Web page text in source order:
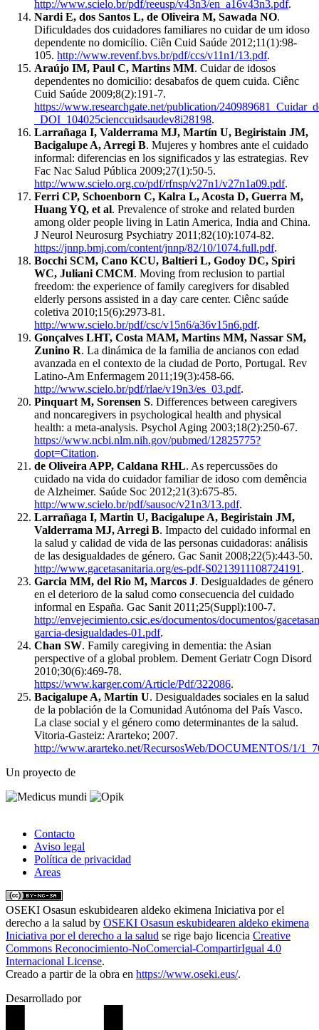
http://www.scielo.br/pdf/reeusp/v43n3/en_a16v43n3.pdf.
Nardi E, dos Santos L, de Oliveira M, Sawada NO.
Dificuldades dos cuidadores familiares no cuidar de um idoso
dependente no domicílio. Ciên Cuid Saúde 2012;11(1):98-
105. http://www.revenf.bvs.br/pdf/ccs/v11n1/13.pdf.
Araújo IM, Paul C, Martins MM. Cuidar de idosos
dependentes no domicilio: desabafos de quem cuida. Ciênc
Cuid Saúde 2009;8(2):191-7.
https://www.researchgate.net/publication/
_DOI_104025cienccuidsaudev8i28198.
Larrañaga I, Valderrama MJ, Martín U, Begiristain JM,
Bacigalupe A, Arregi B. Mujeres y hombres ante el cuidado
informal: diferencias en los significados y las estrategias. Rev
Fac Nac Salud Pública 2009;27(1):50-5.
http://www.scielo.org.co/pdf/rfnsp/v27n1/v27n1a09.pdf.
Ferri CP, Schoenborn C, Kalra L, Acosta D, Guerra M,
Huang YQ, et al. Prevalence of stroke and related burden
among older people living in Latin America, India and China.
J Neurol Neurosurg Psychiatry 2011;82(10):1074-82.
https://jnnp.bmj.com/content/jnnp/82/10/1074.full.pdf.
Bocchi SCM, Cano KCU, Baltieri L, Godoy DC, Spiri
WC, Juliani CMCM. Moving from reclusion to partial
freedom: the experience of family caregivers for disabled
elderly persons assisted in a day care center. Ciênc saúde
coletiva 2010;15(6):2973-81.
http://www.scielo.br/pdf/csc/v15n6/a36v15n6.pdf.
Gonçalves LHT, Costa MAM, Martins MM, Nassar SM,
Zunino R. La dinámica de la familia de ancianos con edad
avanzada en el contexto de la ciudad de Porto, Portugal. Rev
Latino-Am Enfermagem 2011;19(3):458-66.
http://www.scielo.br/pdf/rlae/v19n3/es_03.pdf.
Pinquart M, Sorensen S. Differences between caregivers
and noncaregivers in psychological health and physical
health: a meta-analysis. Psychol Aging 2003;18(2):250-67.
https://www.ncbi.nlm.nih.gov/pubmed/12825775?
dopt=Citation.
de Oliveira APP, Caldana RHL. As repercussões do
cuidado na vida do cuidador familiar de idoso com demência
de Alzheimer. Saúde Soc 2012;21(3):675-85.
http://www.scielo.br/pdf/sausoc/v21n3/13.pdf.
Larrañaga I, Martin U, Bacigalupe A, Begiristain JM,
Valderrama MJ, Arregi B. Impacto del cuidado informal en
la salud y calidad de vida de las personas cuidadoras: análisis
de las desigualdades de género. Gac Sanit 2008;22(5):443-50.
http://www.gacetasanitaria.org/es-pdf-S0213911108724191 .
Garcia MM, del Rio M, Marcos J. Desigualdades de género
en el deterioro de la salud como consecuencia del cuidado
informal en España. Gac Sanit 2011;25(Suppl):100-7.
http://envejecimiento.csic.es/documentos/documentos/
garcia-desigualdades-01.pdf.
Chan SW. Family caregiving in dementia: the Asian
perspective of a global problem. Dement Geriatr Cogn Disord
2010;30(6):469-78.
https://www.karger.com/Article/Pdf/322086.
Bacigalupe A, Martín U. Desigualdades sociales en la salud
de la población de la Comunidad Autónoma del País Vasco.
La clase social y el género como determinantes de la salud.
Vitoria-Gasteiz: Ararteko; 2007.
http://www.ararteko.net/RecursosWeb/DOCUMENTOS/1/
Un proyecto de
Contacto
Aviso legal
Política de privacidad
Areas
OSEKI Osasun eskubidearen aldeko ekimena Iniciativa por el
derecho a la salud by OSEKI Osasun eskubidearen aldeko ekimena
Iniciativa por el derecho a la salud se rige bajo licencia Creative
Commons Reconocimiento-NoComercial-CompartirIgual 4.0
Internacional License.
Creado a partir de la obra en https://www.oseki.eus/.
Desarrollado por